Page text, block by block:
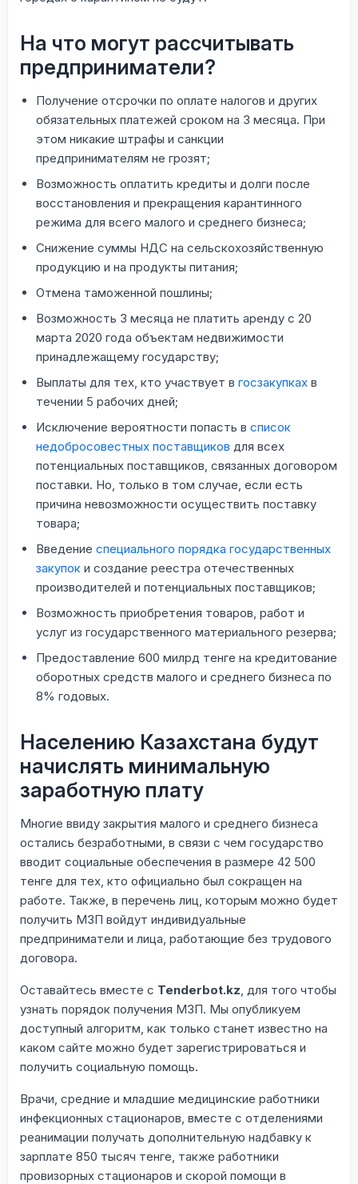
На что могут рассчитывать
предприниматели?
Получение отсрочки по оплате налогов и других
обязательных платежей сроком на 3 месяца. При
этом никакие штрафы и санкции
предпринимателям не грозят;
Возможность оплатить кредиты и долги после
восстановления и прекращения карантинного
режима для всего малого и среднего бизнеса;
Снижение суммы НДС на сельскохозяйственную
продукцию и на продукты питания;
Отмена таможенной пошлины;
Возможность 3 месяца не платить аренду с 20
марта 2020 года объектам недвижимости
принадлежащему государству;
Выплаты для тех, кто участвует в госзакупках в
течении 5 рабочих дней;
Исключение вероятности попасть в список
недобросовестных поставщиков для всех
потенциальных поставщиков, связанных договором
поставки. Но, только в том случае, если есть
причина невозможности осуществить поставку
товара;
Введение специального порядка государственных
закупок и создание реестра отечественных
производителей и потенциальных поставщиков;
Возможность приобретения товаров, работ и
услуг из государственного материального резерва;
Предоставление 600 милрд тенге на кредитование
оборотных средств малого и среднего бизнеса по
8% годовых.
Населению Казахстана будут
начислять минимальную
заработную плату
Многие ввиду закрытия малого и среднего бизнеса
остались безработными, в связи с чем государство
вводит социальные обеспечения в размере 42 500
тенге для тех, кто официально был сокращен на
работе. Также, в перечень лиц, которым можно будет
получить МЗП войдут индивидуальные
предприниматели и лица, работающие без трудового
договора.
Оставайтесь вместе с Tenderbot.kz, для того чтобы
узнать порядок получения МЗП. Мы опубликуем
доступный алгоритм, как только станет известно на
каком сайте можно будет зарегистрироваться и
получить социальную помощь.
Врачи, средние и младшие медицинские работники
инфекционных стационаров, вместе с отделениями
реанимации получать дополнительную надбавку к
зарплате 850 тысяч тенге, также работники
провизорных стационаров и скорой помощи в